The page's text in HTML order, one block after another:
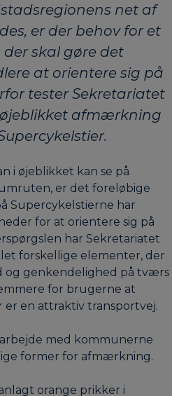
net af
er der behov for et
skal gøre det
at orientere sig på
tester Sekretariatet
øjeblikket afmærkning
i øjeblikket kan se på
er det foreløbige
Supercykelstierne har
for at orientere sig på
har Sekretariatet
forskellige elementer, der
og genkendelighed på tværs
for brugerne at
er en attraktiv transportvej.
med kommunerne
former for afmærkning.
orange prikker i